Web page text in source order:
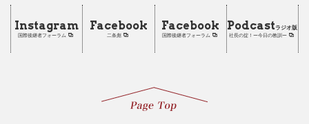
Instagram
国際後継者フォーラム
Facebook
二条彪
Facebook
国際後継者フォーラム
Podcastラジオ版
社長の掟！ー今日の教訓ー